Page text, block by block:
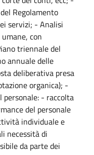
Regolamento
servizi; - Analisi
con
triennale del
annuale delle
deliberativa presa
organica); -
personale: - raccolta
del personale
individuale e
necessità di
da parte dei